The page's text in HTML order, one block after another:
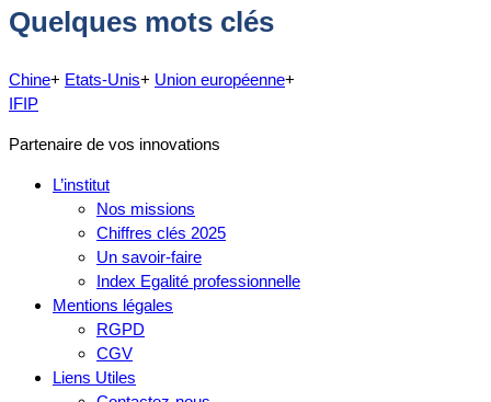
Quelques mots clés
Chine+ Etats-Unis+ Union européenne+
IFIP
Partenaire de vos innovations
L’institut
Nos missions
Chiffres clés 2025
Un savoir-faire
Index Egalité professionnelle
Mentions légales
RGPD
CGV
Liens Utiles